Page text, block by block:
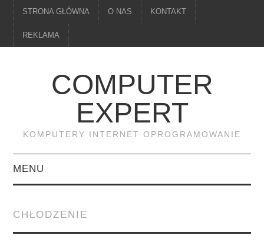
STRONA GŁÓWNA O NAS KONTAKT
REKLAMA
COMPUTER
EXPERT
KOMPUTERY INTERNET OPROGRAMOWANIE
MENU
CHŁODZENIE